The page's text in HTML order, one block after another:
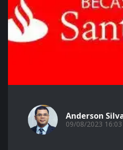
Anderson
09/08/2023 16:03